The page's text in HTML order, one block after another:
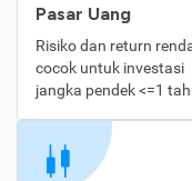
Pasar Uang
Risiko dan return
cocok untuk investasi
jangka pendek <=1